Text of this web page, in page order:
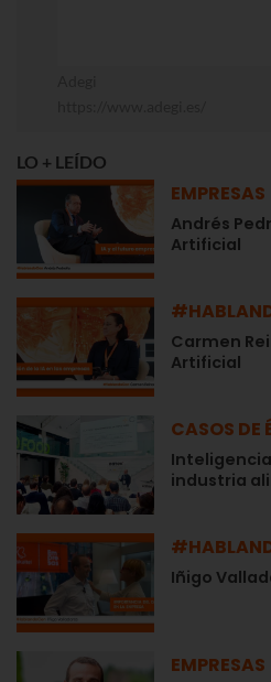
LO + LEÍDO
EMPRESAS
Andrés
Artificial
Carmen
Artificial
CASOS DE
industria
Iñigo
EMPRESAS